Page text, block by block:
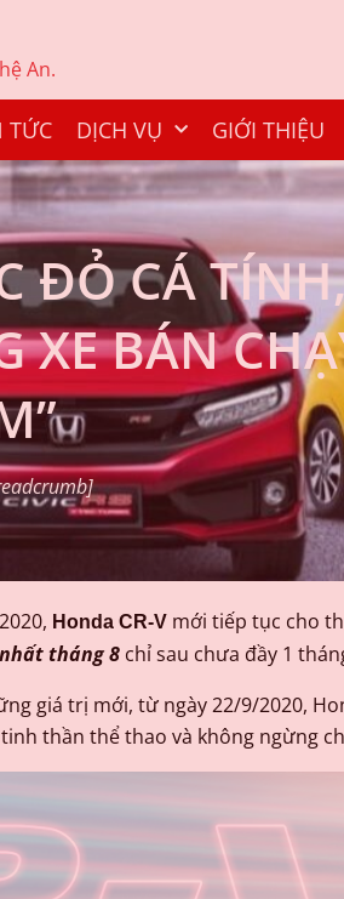
An.
TỨC DỊCH VỤ GIỚI THIỆU
ĐỎ CÁ
XE BÁN
Honda CR-V mới tiếp tục cho
tháng 8 chỉ sau chưa đầy 1
giá trị mới, từ ngày 22/9/2020,
thần thể thao và không ngừng